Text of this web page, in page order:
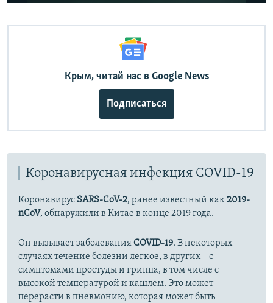
240p
720p 1080p
Крым, читай нас в Google News
Подписаться
Коронавирусная инфекция COVID-19
Коронавирус SARS-CoV-2, ранее известный как2019-
nCoV, обнаружили в Китае в конце 2019 года.
Он вызывает заболеванияCOVID-19. В некоторых
случаях течение болезни легкое, в других – с
симптомами простуды и гриппа, в том числе с
высокой температурой и кашлем. Это может
перерасти в пневмонию, которая может быть